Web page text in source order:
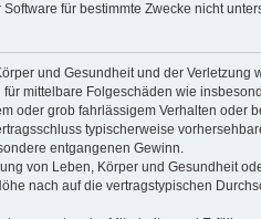
für bestimmte Zwecke nicht
und Gesundheit und der
mittelbare Folgeschäden wie
oder grob fahrlässigem Verhalten
typischerweise
entgangenen Gewinn.
von Leben, Körper und Gesundheit
nach auf die vertragstypischen